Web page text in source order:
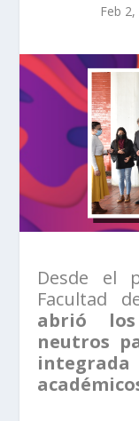
Feb
Desde el
Facultad
abrió
neutros